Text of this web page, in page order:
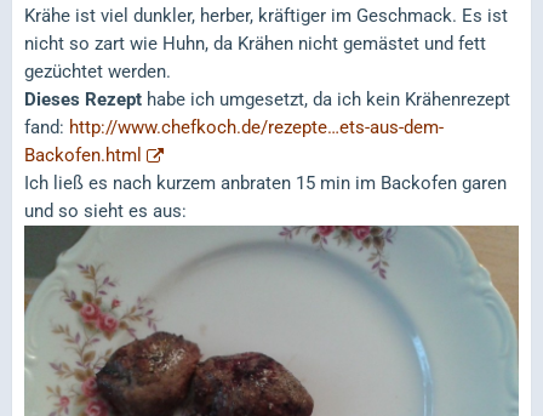
Krähe ist viel dunkler, herber, kräftiger im Geschmack. Es ist
nicht so zart wie Huhn, da Krähen nicht gemästet und fett
gezüchtet werden.
Dieses Rezept habe ich umgesetzt, da ich kein Krähenrezept
fand: http://www.chefkoch.de/rezepte…ets-aus-dem-
Backofen.html
Ich ließ es nach kurzem anbraten 15 min im Backofen garen
und so sieht es aus: